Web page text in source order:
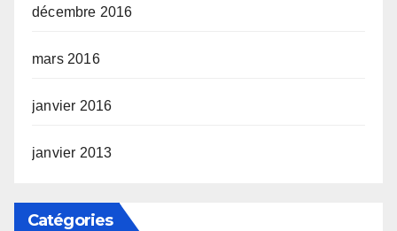
décembre 2016
mars 2016
janvier 2016
janvier 2013
Catégories